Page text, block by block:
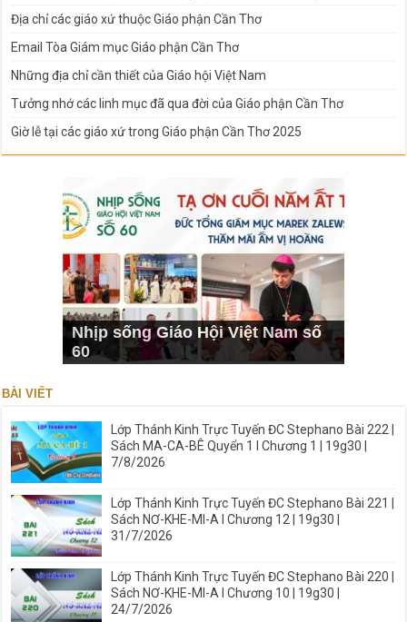
Địa chỉ các giáo xứ thuộc Giáo phận Cần Thơ
Email Tòa Giám mục Giáo phận Cần Thơ
Những địa chỉ cần thiết của Giáo hội Việt Nam
Tưởng nhớ các linh mục đã qua đời của Giáo phận Cần Thơ
Giờ lễ tại các giáo xứ trong Giáo phận Cần Thơ 2025
Nhịp sống Giáo Hội Việt Nam số
60
BÀI VIẾT
Lớp Thánh Kinh Trực Tuyến ĐC Stephano Bài 222 |
Sách MA-CA-BÊ Quyển 1 I Chương 1 | 19g30 |
7/8/2026
Lớp Thánh Kinh Trực Tuyến ĐC Stephano Bài 221 |
Sách NƠ-KHE-MI-A I Chương 12 | 19g30 |
31/7/2026
Lớp Thánh Kinh Trực Tuyến ĐC Stephano Bài 220 |
Sách NƠ-KHE-MI-A I Chương 10 | 19g30 |
24/7/2026